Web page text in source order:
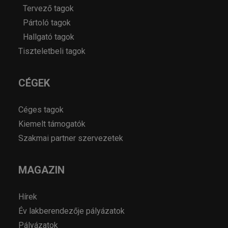
Tervező tagok
Pártoló tagok
Hallgató tagok
Tiszteletbeli tagok
CÉGEK
Céges tagok
Kiemelt támogatók
Szakmai partner szervezetek
MAGAZIN
Hírek
Év lakberendezője pályázatok
Pályázatok